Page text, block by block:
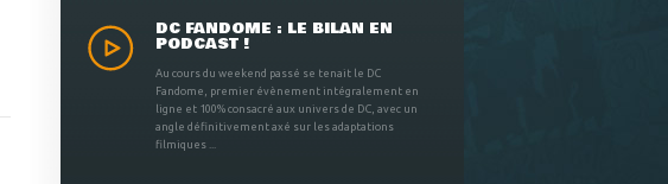
DC FANDOME : LE BILAN EN
PODCAST !
Au cours du weekend passé se tenait le DC
Fandome, premier évènement intégralement en
ligne et 100% consacré aux univers de DC, avec un
angle définitivement axé sur les adaptations
filmiques ...